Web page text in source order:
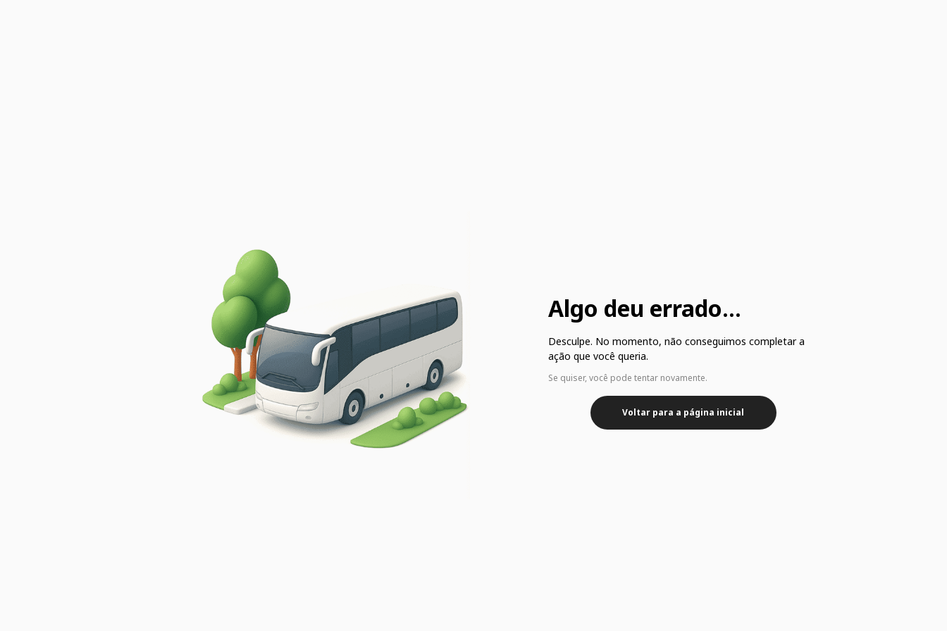
Algo deu errado...
Desculpe. No momento, não conseguimos completar a
ação que você queria.
Se quiser, você pode tentar novamente.
Voltar para a página inicial